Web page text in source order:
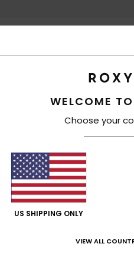
WELCOME
Choose your
US SHIPPING ONLY
VIEW ALL